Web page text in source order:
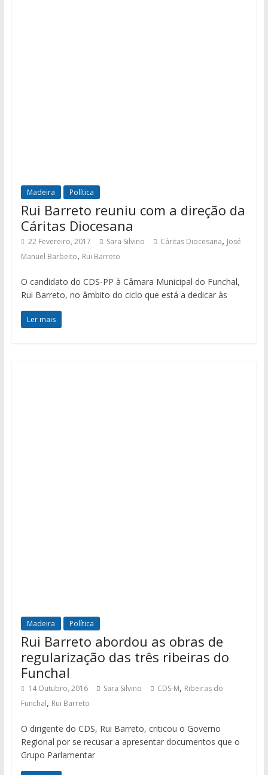
Madeira Política
Rui Barreto reuniu com a direção da
Cáritas Diocesana
22 Fevereiro, 2017 Sara Silvino Cáritas Diocesana, José
Manuel Barbeito, Rui Barreto
O candidato do CDS-PP à Câmara Municipal do Funchal,
Rui Barreto, no âmbito do ciclo que está a dedicar às
Ler mais
Madeira Política
Rui Barreto abordou as obras de
regularização das três ribeiras do
Funchal
14 Outubro, 2016 Sara Silvino CDS-M, Ribeiras do
Funchal, Rui Barreto
O dirigente do CDS, Rui Barreto, criticou o Governo
Regional por se recusar a apresentar documentos que o
Grupo Parlamentar